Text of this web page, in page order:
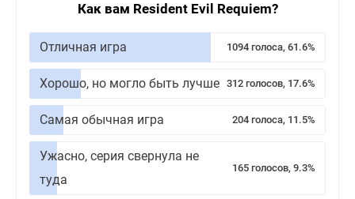
Как вам Resident Evil Requiem?
Отличная игра 1094 голоса, 61.6%
Хорошо, но могло быть лучше 312 голосов, 17.6%
Самая обычная игра 204 голоса, 11.5%
Ужасно, серия свернула не
туда
165 голосов, 9.3%